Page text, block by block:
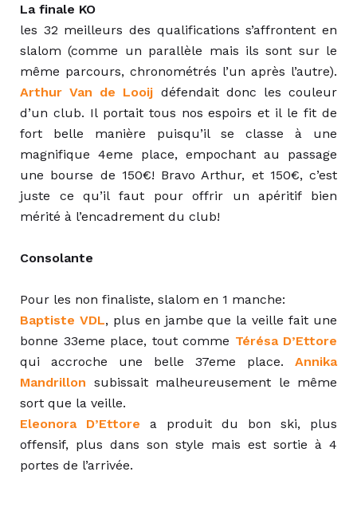
La finale KO
les 32 meilleurs des qualifications s’affrontent en
slalom (comme un parallèle mais ils sont sur le
même parcours, chronométrés l’un après l’autre).
Arthur Van de Looij défendait donc les couleur
d’un club. Il portait tous nos espoirs et il le fit de
fort belle manière puisqu’il se classe à une
magnifique 4eme place, empochant au passage
une bourse de 150€! Bravo Arthur, et 150€, c’est
juste ce qu’il faut pour offrir un apéritif bien
mérité à l’encadrement du club!
Consolante
Pour les non finaliste, slalom en 1 manche:
Baptiste VDL, plus en jambe que la veille fait une
bonne 33eme place, tout comme Térésa D’Ettore
qui accroche une belle 37eme place. Annika
Mandrillon subissait malheureusement le même
sort que la veille.
Eleonora D’Ettore a produit du bon ski, plus
offensif, plus dans son style mais est sortie à 4
portes de l’arrivée.